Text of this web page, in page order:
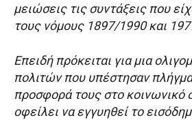
μειώσεις τις συντάξεις που
τους νόμους 1897/1990 και
Επειδή πρόκειται για μια
πολιτών που υπέστησαν
προσφορά τους στο κοινωνικό
οφείλει να εγγυηθεί το